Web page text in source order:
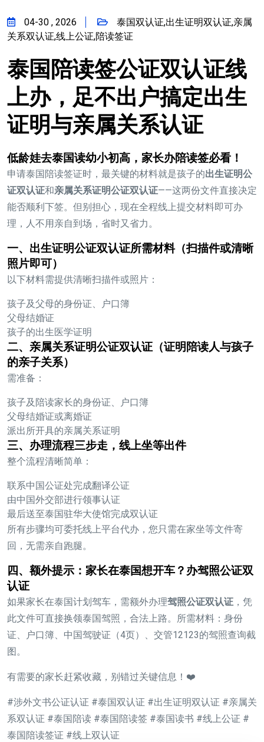
04-30 , 2026
泰国双认证,出生证明双认证,亲属
关系双认证,线上公证,陪读签证
泰国陪读签公证双认证线
上办，足不出户搞定出生
证明与亲属关系认证
低龄娃去泰国读幼小初高，家长办陪读签必看！
申请泰国陪读签证时，最关键的材料就是孩子的出生证明公
证双认证和亲属关系证明公证双认证——这两份文件直接决定
能否顺利下签。但别担心，现在全程线上提交材料即可办
理，人不用亲自到场，省时又省力。
一、出生证明公证双认证所需材料（扫描件或清晰
照片即可）
以下材料需提供清晰扫描件或照片：
孩子及父母的身份证、户口簿
父母结婚证
孩子的出生医学证明
二、亲属关系证明公证双认证（证明陪读人与孩子
的亲子关系）
需准备：
孩子及陪读家长的身份证、户口簿
父母结婚证或离婚证
派出所开具的亲属关系证明
三、办理流程三步走，线上坐等出件
整个流程清晰简单：
联系中国公证处完成翻译公证
由中国外交部进行领事认证
最后送至泰国驻华大使馆完成双认证
所有步骤均可委托线上平台代办，您只需在家坐等文件寄
回，无需亲自跑腿。
四、额外提示：家长在泰国想开车？办驾照公证双
认证
如果家长在泰国计划驾车，需额外办理驾照公证双认证 ，凭
此文件可直接换领泰国驾照，合法上路。所需材料：身份
证、户口簿、中国驾驶证（4页）、交管12123的驾照查询截
图。
有需要的家长赶紧收藏，别错过关键信息！❤️
#涉外文书公证认证 #泰国双认证 #出生证明双认证 #亲属关
系双认证 #泰国陪读 #泰国陪读签 #泰国读书 #线上公证 #
泰国陪读签证 #线上双认证